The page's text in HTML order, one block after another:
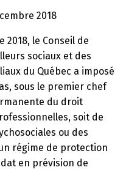
2018
2018, le Conseil de
sociaux et des
du Québec a imposé
sous le premier chef
du droit
soit de
ou des
régime de protection
en prévision de